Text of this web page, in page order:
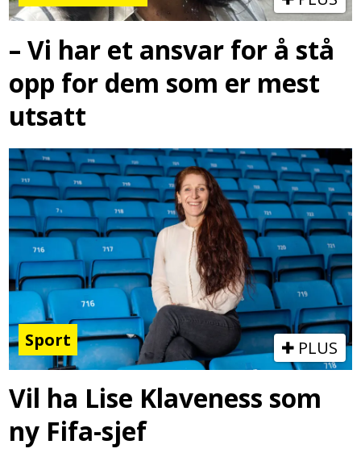
– Vi har et ansvar for å stå
opp for dem som er mest
utsatt
Sport PLUS
Vil ha Lise Klaveness som
ny Fifa-sjef